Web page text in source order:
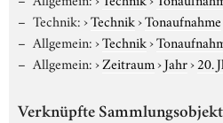
Technik:›Technik›Tonaufnahme
Allgemein:›Technik›
Allgemein:›Zeitraum›Jahr›20.
Verknüpfte